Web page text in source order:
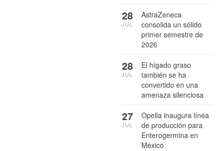
AstraZeneca
consolida un sólido
primer semestre de
2026
28
JUL
El hígado graso
también se ha
convertido en una
amenaza silenciosa
28
JUL
Opella inaugura línea
de producción para
Enterogermina en
México
27
JUL